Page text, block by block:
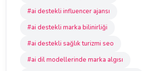
#ai destekli influencer ajansı
#ai destekli marka bilinirliği
#ai destekli sağlık turizmi seo
#ai dil modellerinde marka algısı